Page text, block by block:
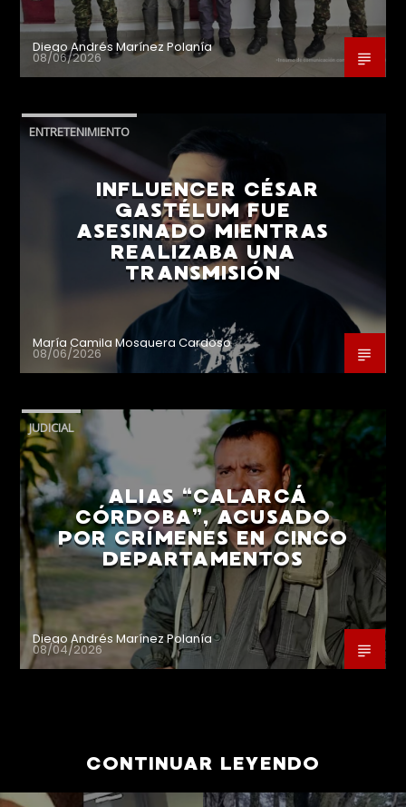
Diego Andrés Marínez Polanía
08/06/2026
ENTRETENIMIENTO
INFLUENCER CÉSAR
GASTÉLUM FUE
ASESINADO MIENTRAS
REALIZABA UNA
TRANSMISIÓN
María Camila Mosquera Cardoso
08/06/2026
JUDICIAL
ALIAS “CALARCÁ
CÓRDOBA”, ACUSADO
POR CRÍMENES EN CINCO
DEPARTAMENTOS
Diego Andrés Marínez Polanía
08/04/2026
CONTINUAR LEYENDO